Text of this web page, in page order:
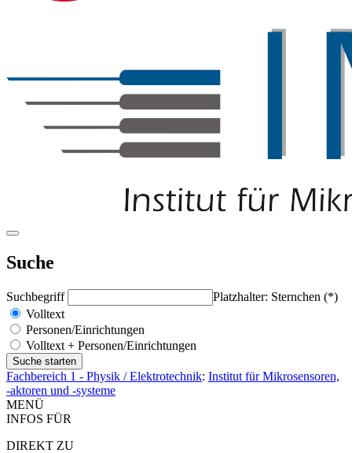
Suche
Suchbegriff
Platzhalter: Sternchen (*)
Volltext
Personen/Einrichtungen
Volltext + Personen/Einrichtungen
Fachbereich 1 - Physik / Elektrotechnik: Institut für Mikrosensoren,
-aktoren und -systeme
MENÜ
INFOS FÜR
DIREKT ZU